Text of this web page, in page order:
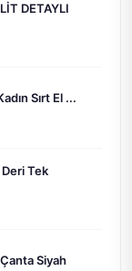
DETAYLI
Sırt El ...
Tek
Siyah